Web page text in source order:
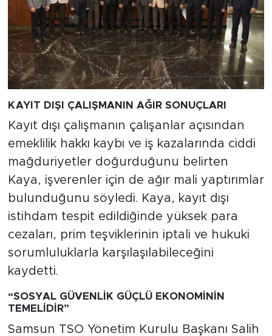
KAYIT DIŞI ÇALIŞMANIN AĞIR SONUÇLARI
Kayıt dışı çalışmanın çalışanlar açısından
emeklilik hakkı kaybı ve iş kazalarında ciddi
mağduriyetler doğurduğunu belirten
Kaya, işverenler için de ağır mali yaptırımlar
bulunduğunu söyledi. Kaya, kayıt dışı
istihdam tespit edildiğinde yüksek para
cezaları, prim teşviklerinin iptali ve hukuki
sorumluluklarla karşılaşılabileceğini
kaydetti.
“SOSYAL GÜVENLİK GÜÇLÜ EKONOMİNİN
TEMELİDİR”
Samsun TSO Yönetim Kurulu Başkanı Salih